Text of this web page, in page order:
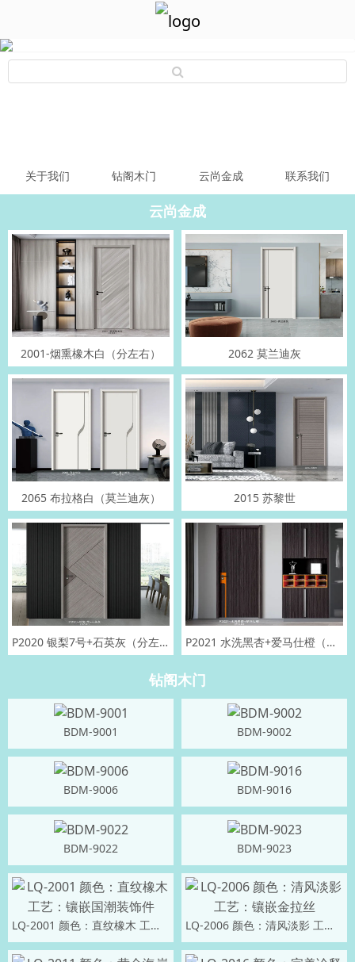
关于我们 钻阁木门 云尚金成 联系我们
云尚金成
2001-烟熏橡木白（分左右） 2062 莫兰迪灰
2065 布拉格白（莫兰迪灰） 2015 苏黎世
P2020 银梨7号+石英灰（分左右） P2021 水洗黑杏+爱马仕橙（分左右）
钻阁木门
BDM-9001 BDM-9002
BDM-9006 BDM-9016
BDM-9022 BDM-9023
LQ-2001 颜色：直纹橡木 工艺：镶嵌国潮装饰件 LQ-2006 颜色：清风淡影 工艺：镶嵌金拉丝